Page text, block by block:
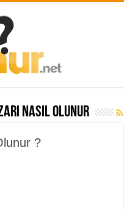
nasil olunur
?